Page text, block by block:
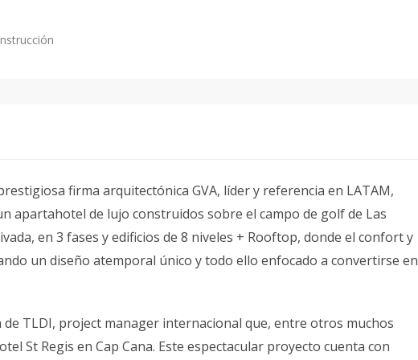
firma arquitectónica GVA, líder y referencia en LATAM,
apartahotel de lujo construidos sobre el campo de golf de Las
en 3 fases y edificios de 8 niveles + Rooftop, donde el confort y
un diseño atemporal único y todo ello enfocado a convertirse en
TLDI, project manager internacional que, entre otros muchos
St Regis en Cap Cana. Este espectacular proyecto cuenta con